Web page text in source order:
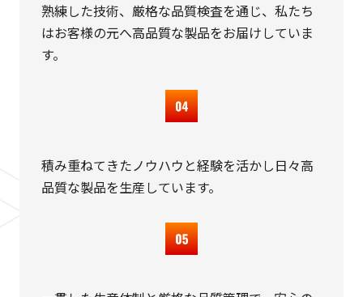
熟練した技術、厳格な品質検査を通じ、私たち
はお客様の元へ高品質な製品をお届けしていま
す。
積み重ねてきたノウハウと経験を活かし日々高
品質な製品を生産しています。